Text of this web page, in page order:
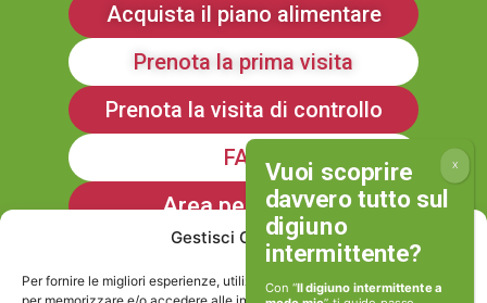
Gestisci Consenso
Per fornire le migliori esperienze, utilizziamo tecnologie come i cookie
Acquista il piano alimentare
Prenota la prima visita
Prenota la visita di controllo
FAQ
Area personale
Iscriviti alla Newsletter
Con “Il digiuno intermittente a